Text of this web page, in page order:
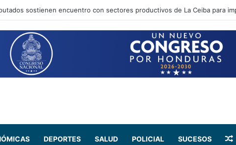
DEPORTES SALUD POLICIAL SUCESOS